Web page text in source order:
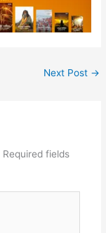
Next Post →
Required fields